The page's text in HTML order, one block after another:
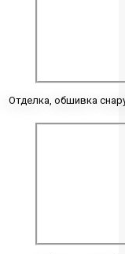
Отделка, обшивка